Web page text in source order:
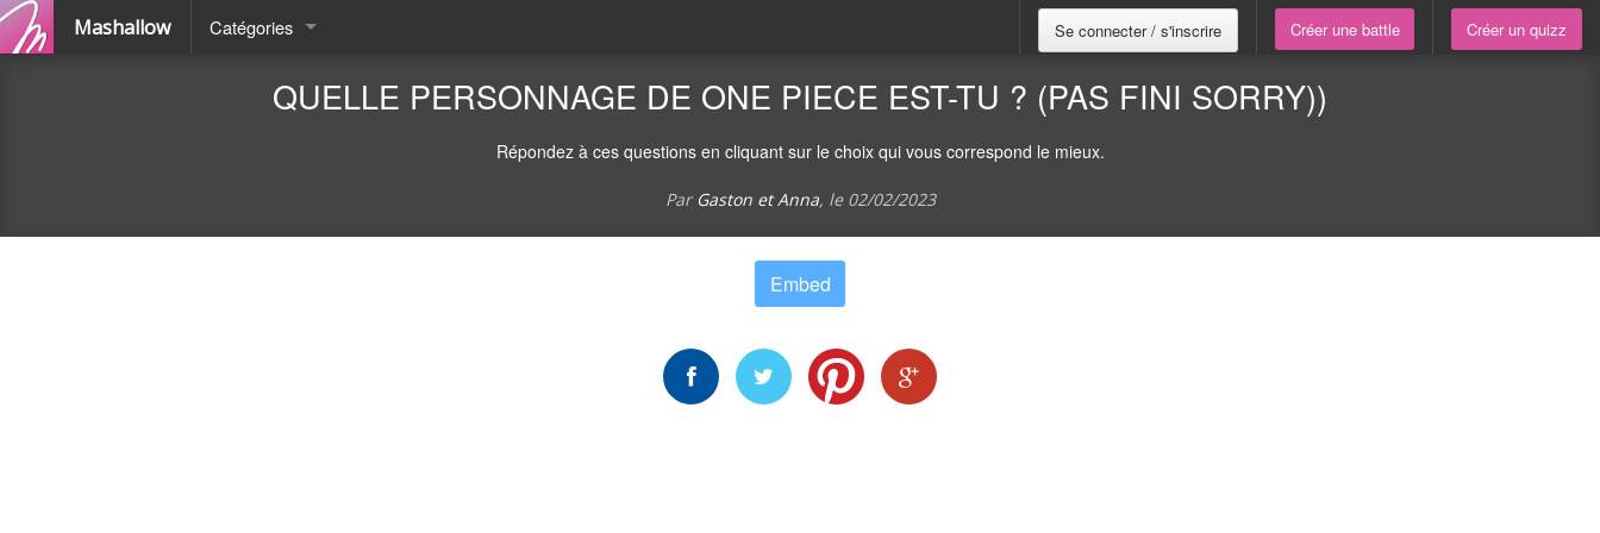
Mashallow Catégories Se connecter / s'inscrire Créer une battle Créer un quizz
QUELLE PERSONNAGE DE ONE PIECE EST-TU ? (PAS FINI SORRY))
Répondez à ces questions en cliquant sur le choix qui vous correspond le mieux.
Par Gaston et Anna, le 02/02/2023
Embed